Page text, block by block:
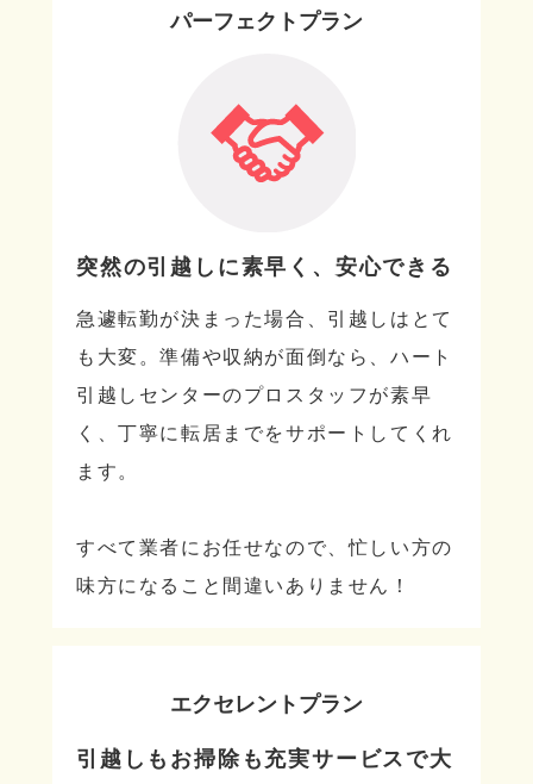
パーフェクトプラン
突然の引越しに素早く、安心できる
急遽転勤が決まった場合、引越しはとて
も大変。準備や収納が面倒なら、ハート
引越しセンターのプロスタッフが素早
く、丁寧に転居までをサポートしてくれ
ます。
すべて業者にお任せなので、忙しい方の
味方になること間違いありません！
エクセレントプラン
引越しもお掃除も充実サービスで大